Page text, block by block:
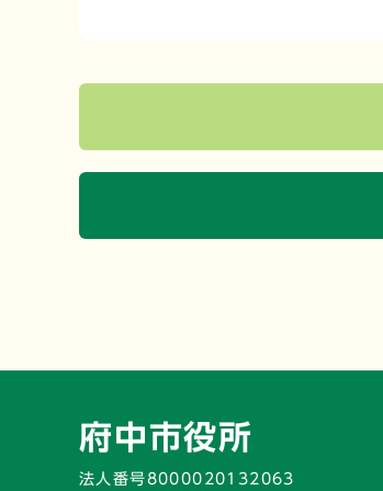
府中市役所
法人番号8000020132063